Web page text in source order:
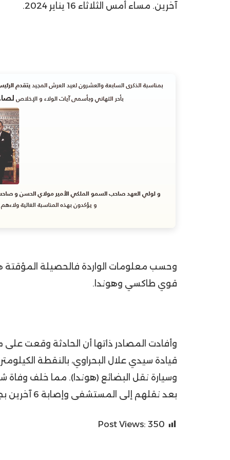
آخرين. مساء أمس الثلاثاء 16 يناير 2024.
قوي طاكسي وهوندا.
وأفادت المصادر ذاتها أن الحادثة وقعت
بعد نقلهم إلى المستشفى وإصابة 6 آخرين بجروح متفاوتة الخطورة
Post Views: 350